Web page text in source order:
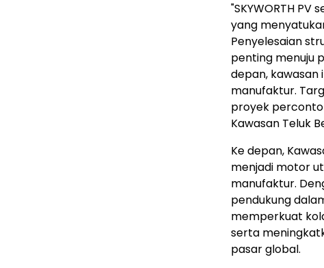
"SKYWORTH
yang
Penyelesaian
penting menuju
depan, kawasan
manufaktur.
proyek
Kawasan Teluk
Ke depan,
menjadi motor
manufaktur.
pendukung
memperkuat
serta
pasar global.